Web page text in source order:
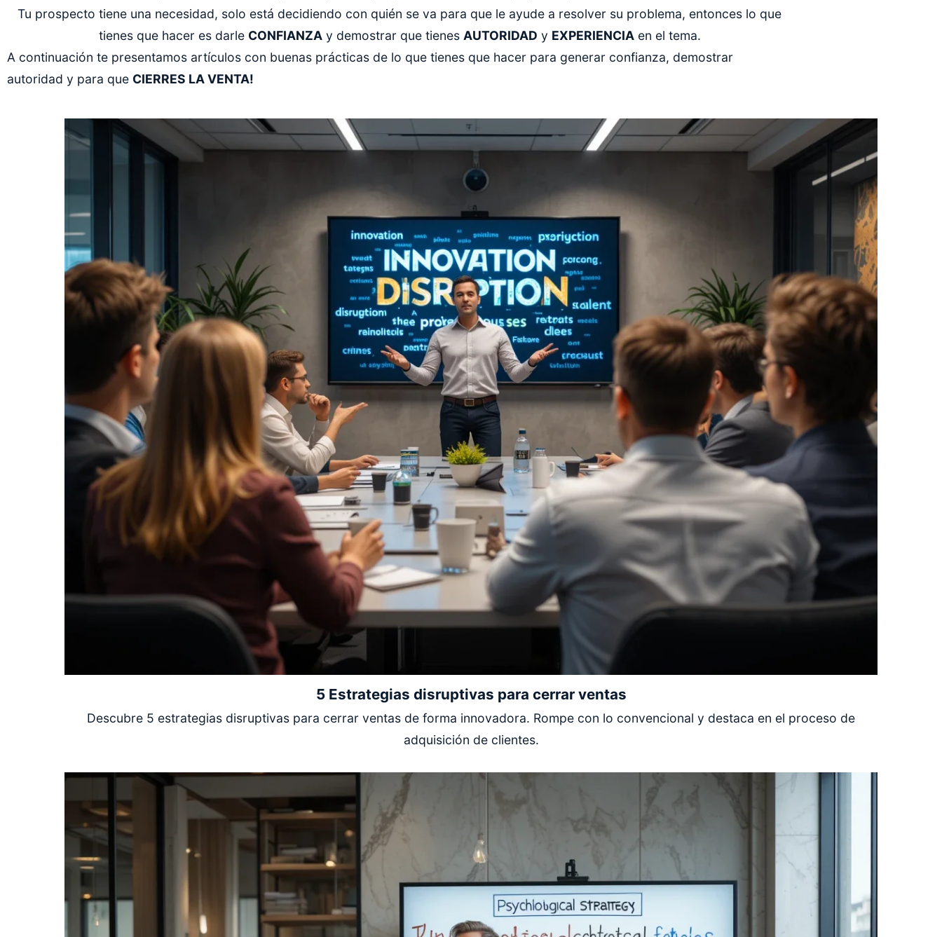
Tu prospecto tiene una necesidad, solo está decidiendo con quién se va para que le ayude a resolver su problema, entonces lo que
tienes que hacer es darle CONFIANZAy demostrar que tienes AUTORIDAD y EXPERIENCIAen el tema.
A continuación te presentamos artículos con buenas prácticas de lo que tienes que hacer para generar confianza, demostrar
autoridad y para que CIERRES LA VENTA!
5 Estrategias disruptivas para cerrar ventas
Descubre 5 estrategias disruptivas para cerrar ventas de forma innovadora. Rompe con lo convencional y destaca en el proceso de
adquisición de clientes.